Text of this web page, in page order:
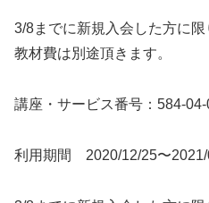
3/8までに新規入会した方に限
教材費は別途頂きます。
講座・サービス番号：584-04-
利用期間 2020/12/25〜2021/